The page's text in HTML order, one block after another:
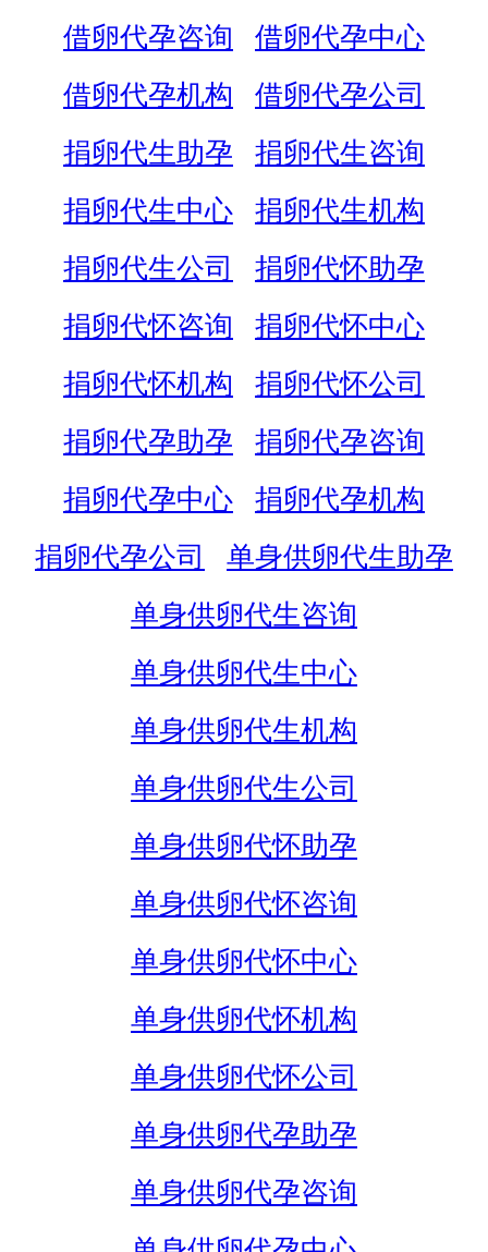
借卵代孕咨询
借卵代孕中心
借卵代孕机构
借卵代孕公司
捐卵代生助孕
捐卵代生咨询
捐卵代生中心
捐卵代生机构
捐卵代生公司
捐卵代怀助孕
捐卵代怀咨询
捐卵代怀中心
捐卵代怀机构
捐卵代怀公司
捐卵代孕助孕
捐卵代孕咨询
捐卵代孕中心
捐卵代孕机构
捐卵代孕公司
单身供卵代生助孕
单身供卵代生咨询
单身供卵代生中心
单身供卵代生机构
单身供卵代生公司
单身供卵代怀助孕
单身供卵代怀咨询
单身供卵代怀中心
单身供卵代怀机构
单身供卵代怀公司
单身供卵代孕助孕
单身供卵代孕咨询